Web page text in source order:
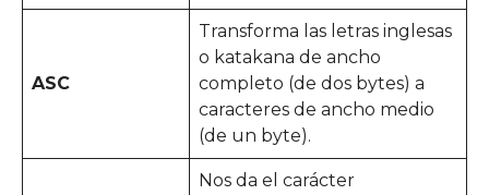
ASC
Transforma las letras inglesas
o katakana de ancho
completo (de dos bytes) a
caracteres de ancho medio
(de un byte).
Nos da el carácter